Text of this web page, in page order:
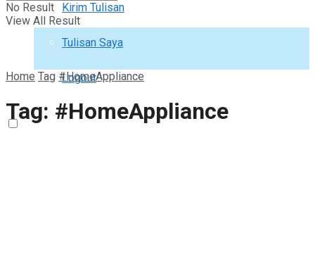
Kirim Tulisan
Tulisan Saya
Logout
No Result
View All Result
Home Tag #HomeAppliance
Tag: #HomeAppliance